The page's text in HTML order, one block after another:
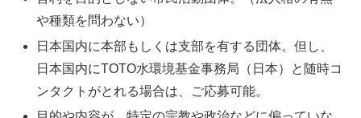
や種類を問わない）
日本国内に本部もしくは支部を有する団体。但し、
日本国内にTOTO水環境基金事務局（日本）と随時コ
ンタクトがとれる場合は、ご応募可能。